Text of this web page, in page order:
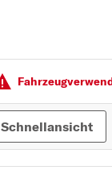
DACIA
DAIHATSU
F
FIAT
Schnellansicht